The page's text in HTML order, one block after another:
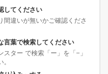
してください
間違いが無いかご確認くださ
言葉で検索してください
ター で検索「ー」を「−」